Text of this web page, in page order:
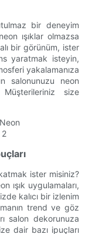
bir deneyim
ışıklar olmazsa
bir görünüm, ister
yaratmak isteyin,
yakalamanıza
salonunuzu neon
Müşterileriniz size
ister misiniz?
ışık uygulamaları,
kalıcı bir izlenim
trend ve göz
salon dekorunuza
dair bazı ipuçları